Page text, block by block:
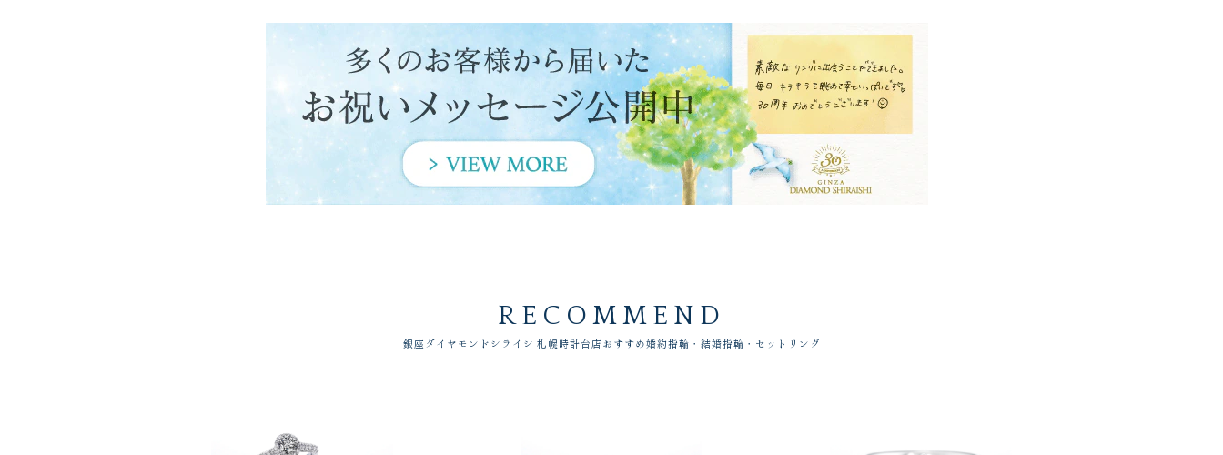
RECOMMEND
銀座ダイヤモンドシライシ 札幌時計台店おすすめ婚約指輪・結婚指輪・セットリング